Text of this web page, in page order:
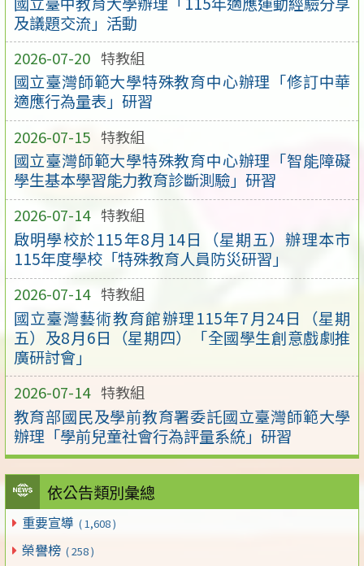
及議題交流」活動
2026-07-20 特教組
國立臺灣師範大學特殊教育中心辦理「修訂中華
適應行為量表」研習
2026-07-15 特教組
國立臺灣師範大學特殊教育中心辦理「智能障礙
學生基本學習能力教育診斷測驗」研習
2026-07-14 特教組
啟明學校於115年8月14日（星期五）辦理本市
115年度學校「特殊教育人員防災研習」
2026-07-14 特教組
國立臺灣藝術教育館辦理115年7月24日（星期
五）及8月6日（星期四）「全國學生創意戲劇推
廣研討會」
2026-07-14 特教組
教育部國民及學前教育署委託國立臺灣師範大學
辦理「學前兒童社會行為評量系統」研習
依公告類別彙總
重要宣導 ( 1,608 )
榮譽榜 ( 258 )